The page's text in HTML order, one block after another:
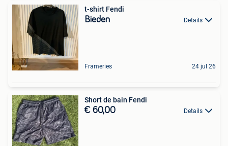
t-shirt Fendi
Bieden Details
Frameries 24 jul 26
Short de bain Fendi
€ 60,00 Details